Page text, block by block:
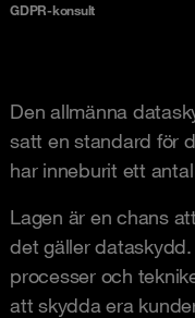
GDPR-konsult
Den allmänna
satt en standard för
har inneburit ett
Lagen är en chans
det gäller
processer och
att skydda era